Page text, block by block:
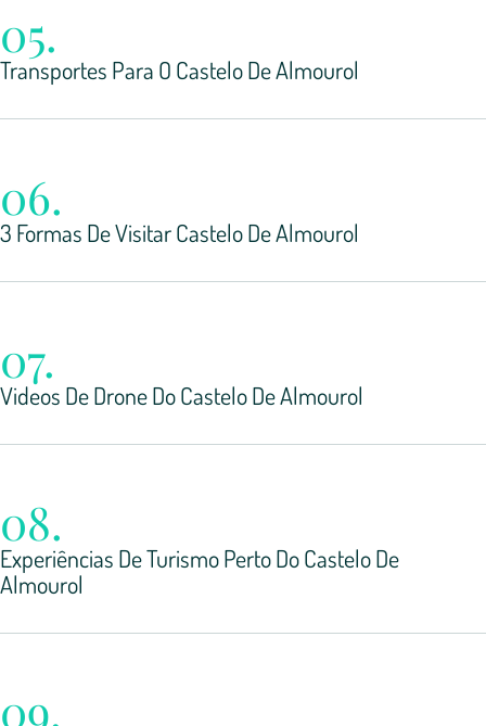
05.
Transportes Para O Castelo De Almourol
06.
3 Formas De Visitar Castelo De Almourol
07.
Videos De Drone Do Castelo De Almourol
08.
Experiências De Turismo Perto Do Castelo De
Almourol
09.